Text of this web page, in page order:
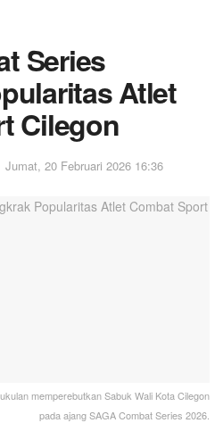
Series
Atlet
Cilegon
Jumat, 20 Februari 2026 16:36
memperebutkan Sabuk Wali Kota Cilegon
pada ajang SAGA Combat Series 2026.